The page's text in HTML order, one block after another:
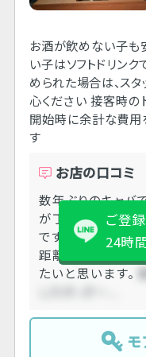
お酒が飲めない子も
い子はソフトドリン
められた場合は、ス
心ください 接客時の
開始時に余計な費
す
お店の口コミ
数年ぶりのキャバ
が丁寧に説明して
です。 スタッフさ
距離間で働きやす
たいと思います。
ご登
24時